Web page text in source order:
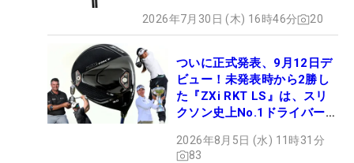
2026年7月30日 (木) 16時46分 20
ついに正式発表、9月12日デ
ビュー！未発表時から2勝し
た『ZXi RKT LS』は、スリ
クソン史上No.1ドライバー!?
2026年8月5日 (水) 11時31分
83